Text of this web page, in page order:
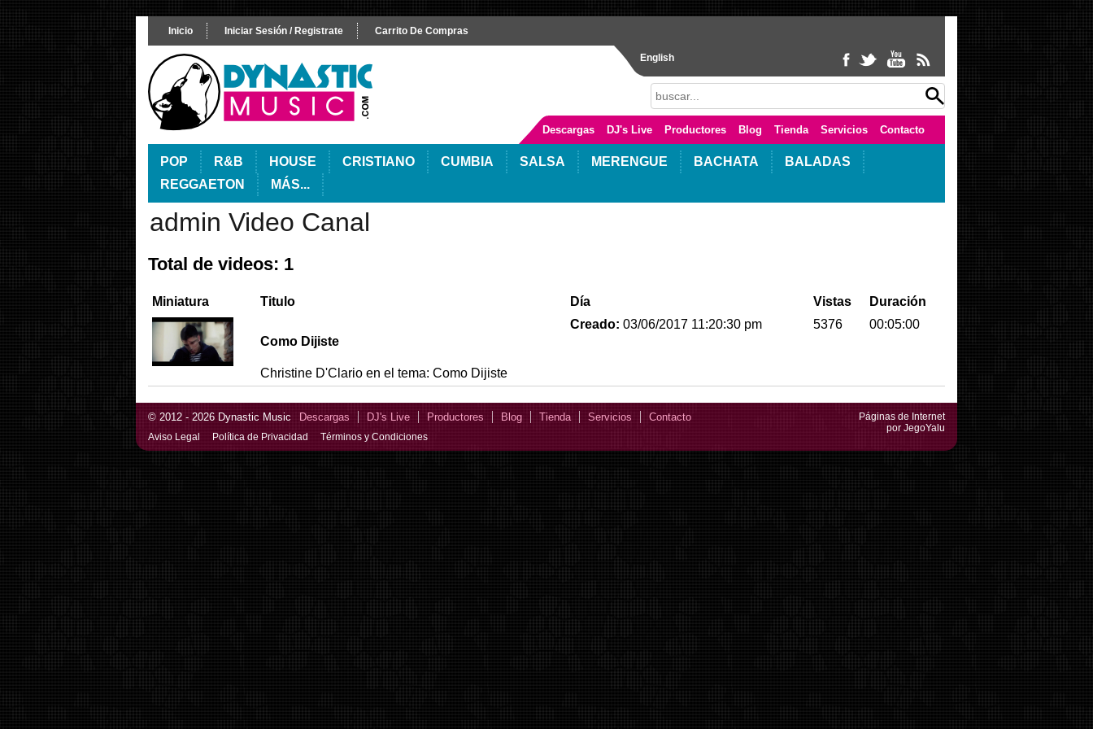
Inicio Iniciar Sesión / Registrate Carrito De Compras
English
Descargas DJ's Live Productores Blog Tienda Servicios Contacto
POP R&B HOUSE CRISTIANO CUMBIA SALSA MERENGUE BACHATA
BALADAS
REGGAETON
MÁS...
admin Video Canal
Total de videos: 1
Miniatura Titulo Día Vistas Duración
Como Dijiste
Christine D'Clario en el tema: Como Dijiste
Creado: 03/06/2017 11:20:30 pm 5376 00:05:00
© 2012 - 2026 Dynastic Music Descargas DJ's Live Productores Blog Tienda Servicios Contacto
Aviso Legal Política de Privacidad Términos y Condiciones
Páginas de Internet
por JegoYalu